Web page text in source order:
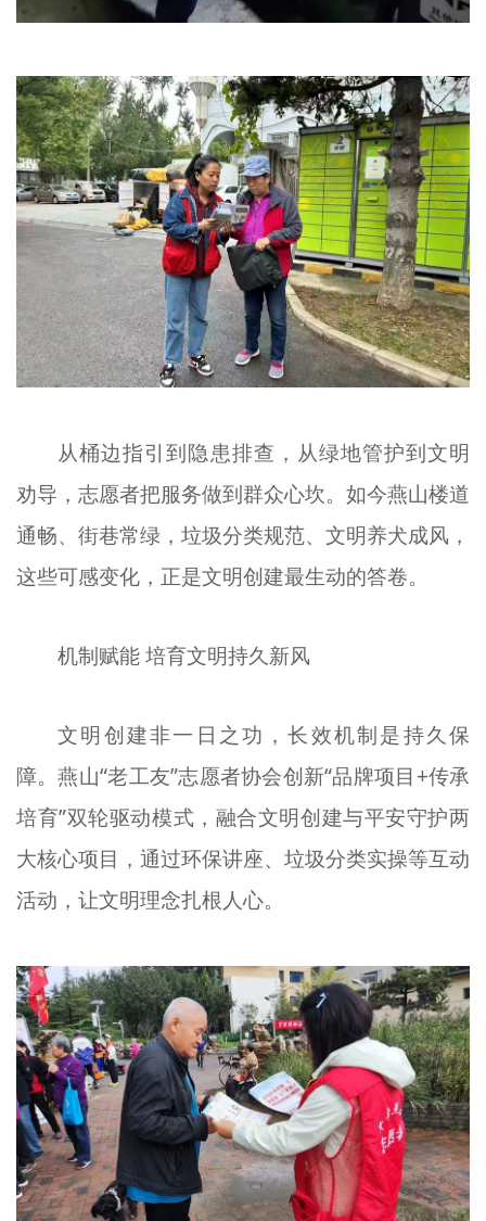
从桶边指引到隐患排查，从绿地管护到文明
劝导，志愿者把服务做到群众心坎。如今燕山楼道
通畅、街巷常绿，垃圾分类规范、文明养犬成风，
这些可感变化，正是文明创建最生动的答卷。
机制赋能 培育文明持久新风
文明创建非一日之功，长效机制是持久保
障。燕山“老工友”志愿者协会创新“品牌项目+传承
培育”双轮驱动模式，融合文明创建与平安守护两
大核心项目，通过环保讲座、垃圾分类实操等互动
活动，让文明理念扎根人心。